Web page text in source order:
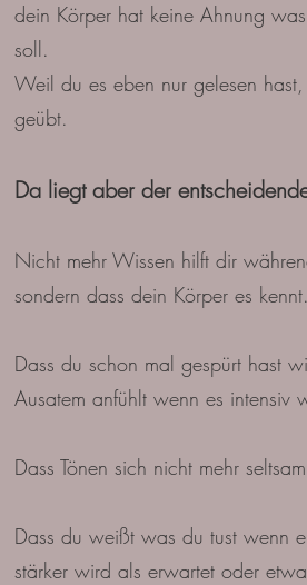
dein Körper hat keine Ahnung
soll.
Weil du es eben nur gelesen
geübt.
Da liegt aber der
Nicht mehr Wissen hilft dir
sondern dass dein Körper es kennt.
Dass du schon mal gespürt hast
Ausatem anfühlt wenn es intensiv
Dass Tönen sich nicht mehr
Dass du weißt was du tust wenn
stärker wird als erwartet oder